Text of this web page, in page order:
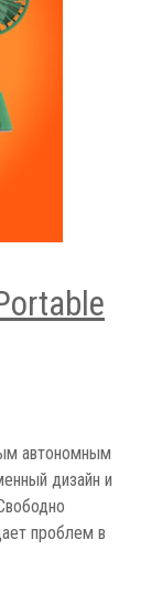
автономным
дизайн и
проблем в